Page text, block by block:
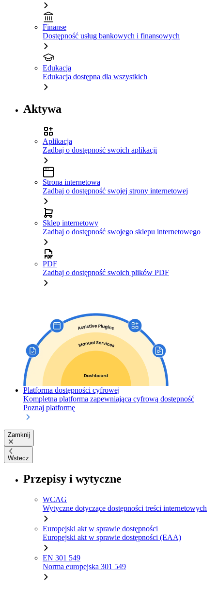
Finanse
Dostępność usług bankowych i finansowych
Edukacja
Edukacja dostępna dla wszystkich
Aktywa
Aplikacja
Zadbaj o dostępność swoich aplikacji
Strona internetowa
Zadbaj o dostępność swojej strony internetowej
Sklep internetowy
Zadbaj o dostępność swojego sklepu internetowego
PDF
Zadbaj o dostępność swoich plików PDF
Platforma dostępności cyfrowej
Kompletna platforma zapewniająca cyfrową dostępność
Poznaj platformę
Zamknij
Wstecz
Przepisy i wytyczne
WCAG
Wytyczne dotyczące dostępności treści internetowych
Europejski akt w sprawie dostępności
Europejski akt w sprawie dostępności (EAA)
EN 301 549
Norma europejska 301 549